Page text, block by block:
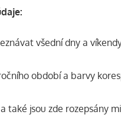
všední dny a
období a barvy
také jsou zde rozepsány